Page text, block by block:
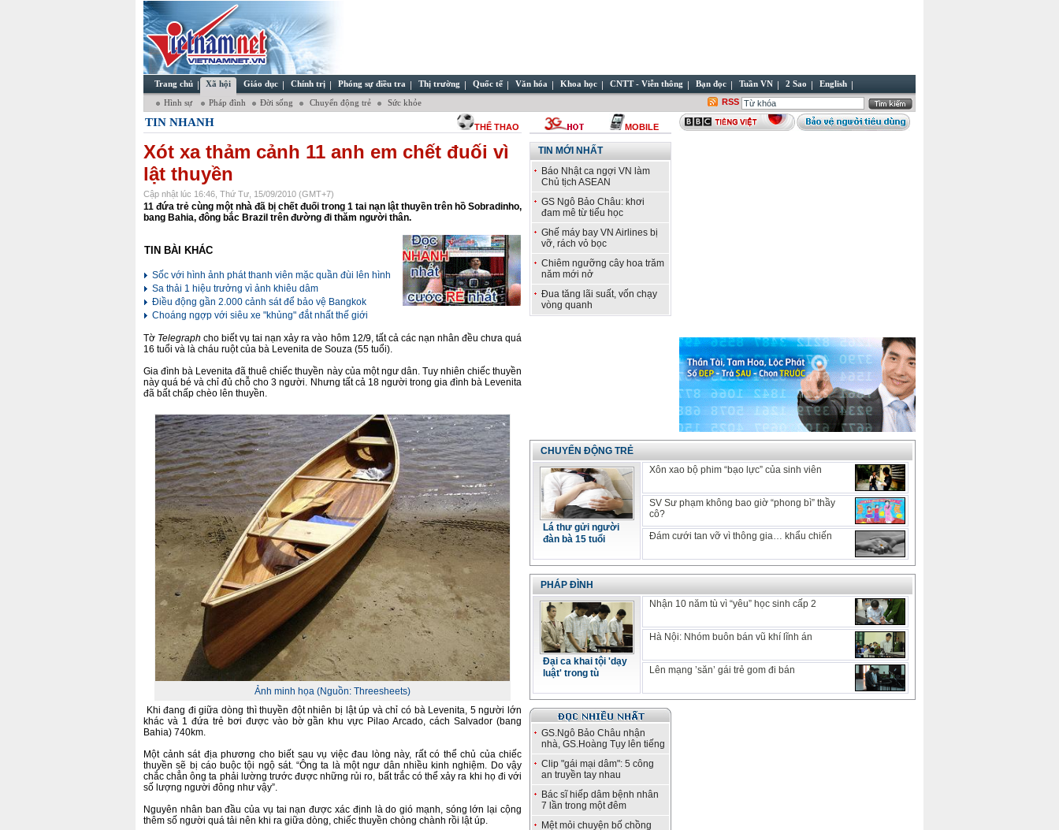
Trang chủ Xã hội Giáo dục Chính trị Phóng sự điều tra Thị trường Quốc tế Văn hóa Khoa học CNTT - Viễn thông Bạn đọc Tuần VN 2 Sao English
Hình sự Pháp đình Đời sống Chuyển động trẻ Sức khỏe RSS
TIN NHANH THỂ THAO MOBILE
Xót xa thảm cảnh 11 anh em chết đuối vì
lật thuyền
Cập nhật lúc 16:46, Thứ Tư, 15/09/2010 (GMT+7)
11 đứa trẻ cùng một nhà đã bị chết đuối trong 1 tai nạn lật thuyền trên hồ Sobradinho,
bang Bahia, đông bắc Brazil trên đường đi thăm người thân.
TIN BÀI KHÁC
Sốc với hình ảnh phát thanh viên mặc quần đùi lên hình
Sa thải 1 hiệu trưởng vì ảnh khiêu dâm
Điều động gần 2.000 cảnh sát để bảo vệ Bangkok
Choáng ngợp với siêu xe "khủng" đắt nhất thế giới
Tờ Telegraph cho biết vụ tai nạn xảy ra vào hôm 12/9, tất cả các nạn nhân đều chưa quá
16 tuổi và là cháu ruột của bà Levenita de Souza (55 tuổi).
Gia đình bà Levenita đã thuê chiếc thuyền này của một ngư dân. Tuy nhiên chiếc thuyền
này quá bé và chỉ đủ chỗ cho 3 người. Nhưng tất cả 18 người trong gia đình bà Levenita
đã bất chấp chèo lên thuyền.
Ảnh minh họa (Nguồn: Threesheets)
Khi đang đi giữa dòng thì thuyền đột nhiên bị lật úp và chỉ có bà Levenita, 5 người lớn
khác và 1 đứa trẻ bơi được vào bờ gần khu vực Pilao Arcado, cách Salvador (bang
Bahia) 740km.
Một cảnh sát địa phương cho biết sau vụ việc đau lòng này, rất có thể chủ của chiếc
thuyền sẽ bị cáo buộc tội ngộ sát. “Ông ta là một ngư dân nhiều kinh nghiệm. Do vậy
chắc chẳn ông ta phải lường trước được những rủi ro, bất trắc có thể xảy ra khi họ đi với
số lượng người đông như vậy”.
Nguyên nhân ban đầu của vụ tai nạn được xác định là do gió mạnh, sóng lớn lại cộng
thêm số người quá tải nên khi ra giữa dòng, chiếc thuyền chòng chành rồi lật úp.
TIN MỚI NHẤT
Báo Nhật ca ngợi VN làm
Chủ tịch ASEAN
GS Ngô Bảo Châu: khơi
đam mê từ tiểu học
Ghế máy bay VN Airlines bị
vỡ, rách vỏ bọc
Chiêm ngưỡng cây hoa trăm
năm mới nở
Đua tăng lãi suất, vốn chạy
vòng quanh
CHUYỂN ĐỘNG TRẺ
Lá thư gửi người
đàn bà 15 tuổi
Xôn xao bộ phim “bạo lực” của sinh viên
SV Sư phạm không bao giờ “phong bì” thầy
cô?
Đám cưới tan vỡ vì thông gia… khẩu chiến
PHÁP ĐÌNH
Đại ca khai tội 'dạy
luật' trong tù
Nhận 10 năm tù vì “yêu” học sinh cấp 2
Hà Nội: Nhóm buôn bán vũ khí lĩnh án
Lên mạng ’săn’ gái trẻ gom đi bán
GS.Ngô Bảo Châu nhận
nhà, GS.Hoàng Tụy lên tiếng
Clip "gái mại dâm": 5 công
an truyền tay nhau
Bác sĩ hiếp dâm bệnh nhân
7 lần trong một đêm
Mệt mỏi chuyện bố chồng